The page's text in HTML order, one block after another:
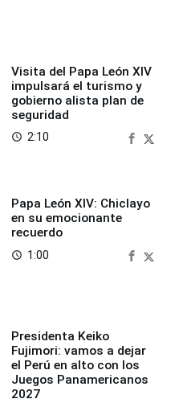
Visita del Papa León XIV
impulsará el turismo y
gobierno alista plan de
seguridad
access_time 2:10
Papa León XIV: Chiclayo
en su emocionante
recuerdo
access_time 1:00
Presidenta Keiko
Fujimori: vamos a dejar
el Perú en alto con los
Juegos Panamericanos
2027